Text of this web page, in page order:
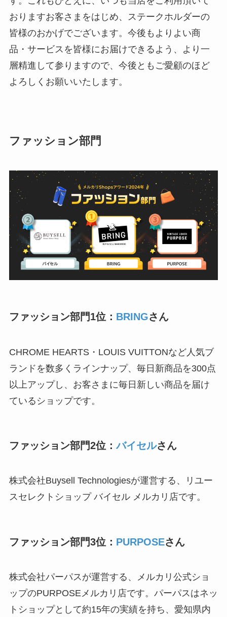
おりますお客さまをはじめ、ステークホルダーの
皆様のおかげでございます。今後もよりよい商
品・サービスを皆様にお届けできるよう、より一
層精進して参りますので、今後ともご愛顧のほど
よろしくお願いいたします。
ファッション部門
ファッション部門1位： BRINGさん
CHROME HEARTS・LOUIS VUITTONなど人気ブ
ランドを数多くラインナップ、毎日新商品を300点
以上アップし、お客さまに毎日新しい商品を届け
ているショップです。
ファッション部門2位：バイセルさん
株式会社Buysell Technologiesが運営する、リユー
スセレクトショップ バイセル メルカリ店です。
ファッション部門3位： PURPOSEさん
株式会社パーパスが運営する、メルカリ公式ショ
ップのPURPOSEメルカリ店です。パーパスはネッ
トショップとして約15年の実績を持ち、愛知県内